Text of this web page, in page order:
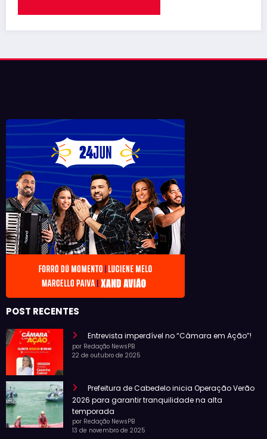
POST RECENTES
Entrevista imperdível no “Câmara em Ação”!
por Redação NewsPB
22 de outubro de 2025
Prefeitura de Cabedelo inicia Operação Verão
2026 para garantir tranquilidade na alta
temporada
por Redação NewsPB
13 de novembro de 2025